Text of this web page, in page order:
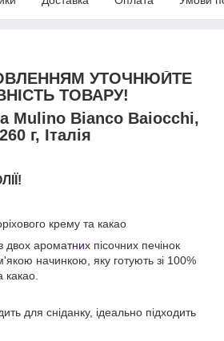
УТОЧНЮЙТЕ
ТОВАРУ!
Mulino Bianco Baiocchi,
260 г, Італія
крему та какао
двох ароматних пісочних печінок
начинкою, яку готують зі 100%
какао.
для сніданку, ідеально підходить